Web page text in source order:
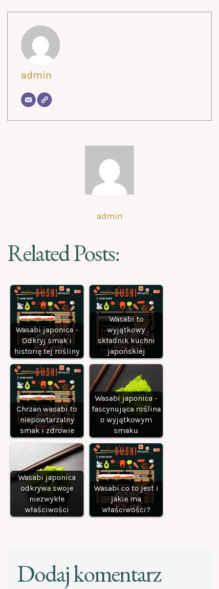
admin
admin
Related Posts:
Wasabi japonica -
Odkryj smak i
historię tej rośliny
Wasabi to
wyjątkowy
składnik kuchni
japońskiej
Chrzan wasabi to
niepowtarzalny
smak i zdrowie
Wasabi japonica -
fascynująca roślina
o wyjątkowym
smaku
Wasabi japonica
odkrywa swoje
niezwykłe
właściwości
Wasabi co to jest i
jakie ma
właściwości?
Dodaj komentarz